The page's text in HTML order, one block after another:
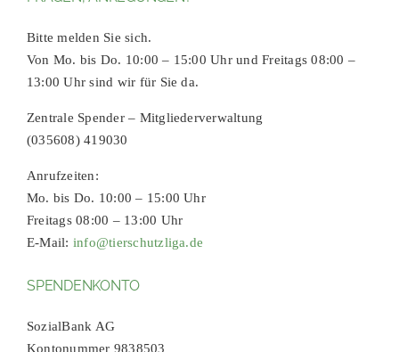
Bitte melden Sie sich.
Von Mo. bis Do. 10:00 – 15:00 Uhr und Freitags 08:00 –
13:00 Uhr sind wir für Sie da.
Zentrale Spender – Mitgliederverwaltung
(035608) 419030
Anrufzeiten:
Mo. bis Do. 10:00 – 15:00 Uhr
Freitags 08:00 – 13:00 Uhr
E-Mail: info@tierschutzliga.de
SPENDENKONTO
SozialBank AG
Kontonummer 9838503